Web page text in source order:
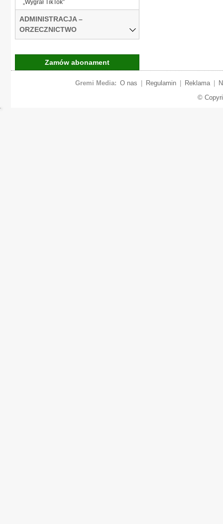
„Wygrał TikTok”
ADMINISTRACJA –
ORZECZNICTWO
Zamów abonament
Gremi Media: O nas Regulamin Reklama
©